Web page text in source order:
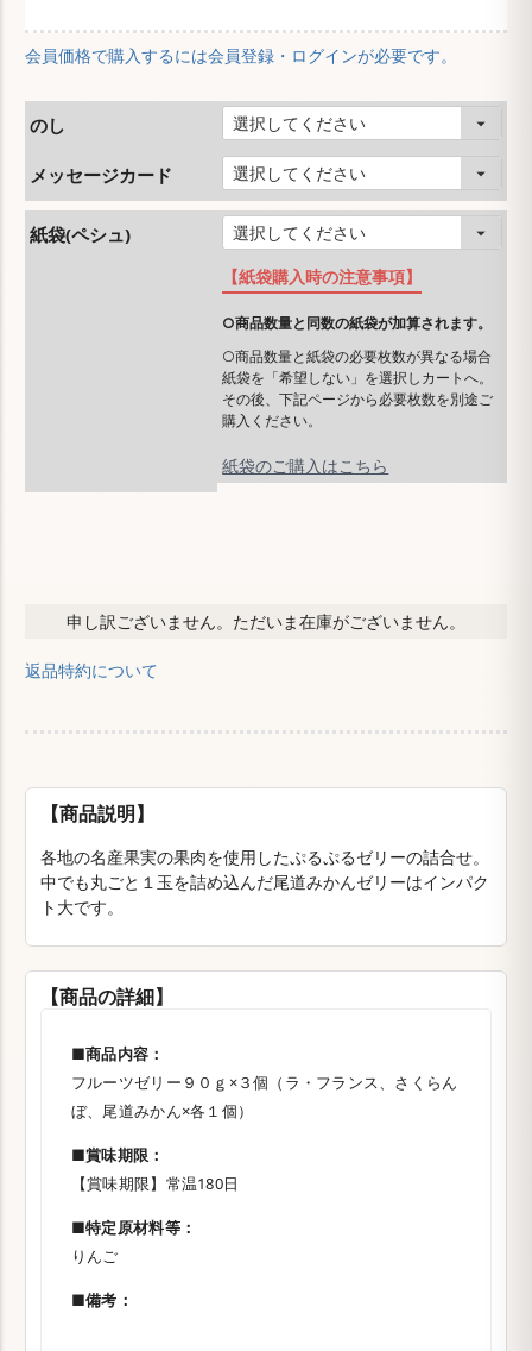
会員価格で購入するには会員登録・ログインが必要です。
のし
メッセージカード
紙袋(ペシュ)
【紙袋購入時の注意事項】
○商品数量と同数の紙袋が加算されます。
○商品数量と紙袋の必要枚数が異なる場合
紙袋を「希望しない」を選択しカートへ。
その後、下記ページから必要枚数を別途ご
購入ください。
紙袋のご購入はこちら
申し訳ございません。ただいま在庫がございません。
返品特約について
【商品説明】
各地の名産果実の果肉を使用したぷるぷるゼリーの詰合せ。
中でも丸ごと１玉を詰め込んだ尾道みかんゼリーはインパク
ト大です。
【商品の詳細】
■商品内容：
フルーツゼリー９０ｇ×３個（ラ・フランス、さくらん
ぼ、尾道みかん×各１個）
■賞味期限：
【賞味期限】常温180日
■特定原材料等：
りんご
■備考：